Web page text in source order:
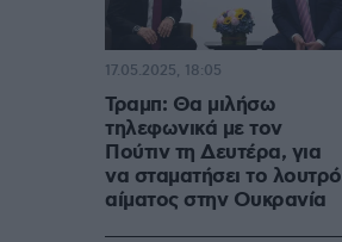
Τραμπ: Θα μιλήσω
τηλεφωνικά με τον
Πούτιν τη Δευτέρα, για
να σταματήσει το λουτρό
αίματος στην Ουκρανία
17.05.2025, 18:05